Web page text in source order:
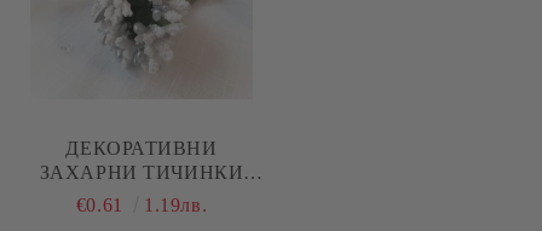
ДЕКОРАТИВНИ
ЗАХАРНИ ТИЧИНКИ
БЯЛО-СРЕБЪРНИ
€0.61 1.19лв.